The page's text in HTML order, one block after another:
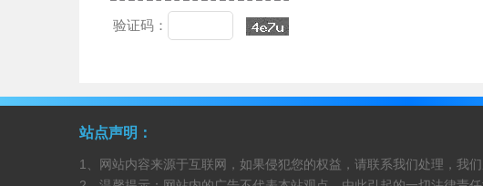
验证码：
站点声明：
1、网站内容来源于互联网，如果侵犯您的权益，请联系我们处理，我